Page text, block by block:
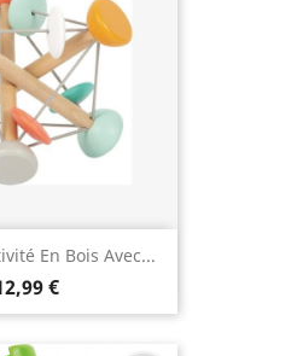
En Bois Avec...
€